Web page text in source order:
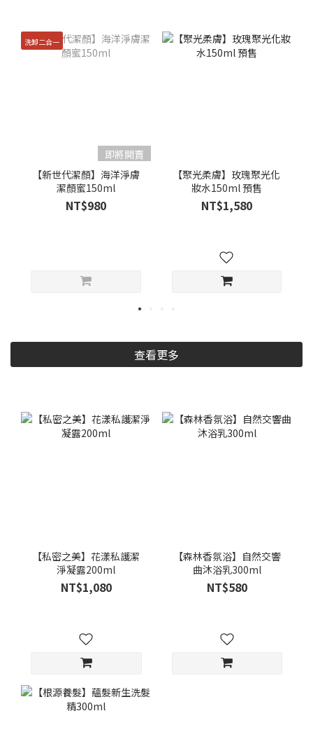
洗卸二合一
即將開賣
【新世代潔顏】海洋淨膚
潔顏蜜150ml
NT$980
【聚光柔膚】玫瑰聚光化
妝水150ml 預售
NT$1,580
查看更多
【私密之美】花漾私護潔
淨凝露200ml
NT$1,080
【森林香氛浴】自然交響
曲沐浴乳300ml
NT$580